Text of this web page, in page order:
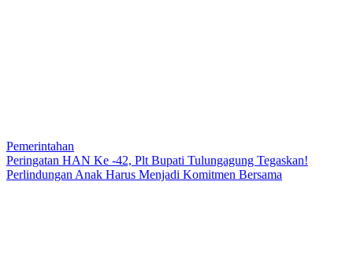
Pemerintahan
Peringatan HAN Ke -42, Plt Bupati Tulungagung Tegaskan!
Perlindungan Anak Harus Menjadi Komitmen Bersama